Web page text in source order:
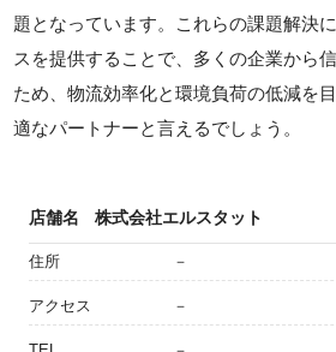
題となっています。これらの課題解決
スを提供することで、多くの企業から
ため、物流効率化と環境負荷の低減を
適なパートナーと言えるでしょう。
店舗名 株式会社エルスタット
住所 －
アクセス －